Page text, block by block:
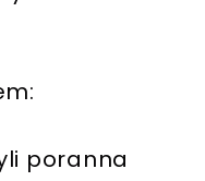
poranna